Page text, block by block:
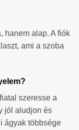
hanem alap. A fiók
ami a szoba
szeresse a
jól aludjon és
ágyak többsége